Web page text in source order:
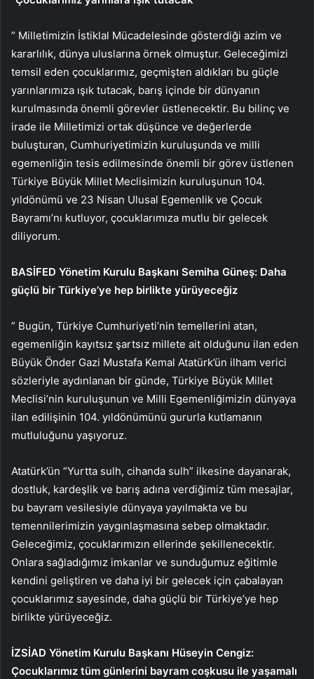
” Milletimizin İstiklal Mücadelesinde gösterdiği azim ve
kararlılık, dünya uluslarına örnek olmuştur. Geleceğimizi
temsil eden çocuklarımız, geçmişten aldıkları bu güçle
yarınlarımıza ışık tutacak, barış içinde bir dünyanın
kurulmasında önemli görevler üstlenecektir. Bu bilinç ve
irade ile Milletimizi ortak düşünce ve değerlerde
buluşturan, Cumhuriyetimizin kuruluşunda ve milli
egemenliğin tesis edilmesinde önemli bir görev üstlenen
Türkiye Büyük Millet Meclisimizin kuruluşunun 104.
yıldönümü ve 23 Nisan Ulusal Egemenlik ve Çocuk
Bayramı’nı kutluyor, çocuklarımıza mutlu bir gelecek
diliyorum.
BASİFED Yönetim Kurulu Başkanı Semiha Güneş: Daha
güçlü bir Türkiye’ye hep birlikte yürüyeceğiz
” Bugün, Türkiye Cumhuriyeti’nin temellerini atan,
egemenliğin kayıtsız şartsız millete ait olduğunu ilan eden
Büyük Önder Gazi Mustafa Kemal Atatürk’ün ilham verici
sözleriyle aydınlanan bir günde, Türkiye Büyük Millet
Meclisi’nin kuruluşunun ve Milli Egemenliğimizin dünyaya
ilan edilişinin 104. yıldönümünü gururla kutlamanın
mutluluğunu yaşıyoruz.
Atatürk’ün “Yurtta sulh, cihanda sulh” ilkesine dayanarak,
dostluk, kardeşlik ve barış adına verdiğimiz tüm mesajlar,
bu bayram vesilesiyle dünyaya yayılmakta ve bu
temennilerimizin yaygınlaşmasına sebep olmaktadır.
Geleceğimiz, çocuklarımızın ellerinde şekillenecektir.
Onlara sağladığımız imkanlar ve sunduğumuz eğitimle
kendini geliştiren ve daha iyi bir gelecek için çabalayan
çocuklarımız sayesinde, daha güçlü bir Türkiye’ye hep
birlikte yürüyeceğiz.
İZSİAD Yönetim Kurulu Başkanı Hüseyin Cengiz:
Çocuklarımız tüm günlerini bayram coşkusu ile yaşamalı